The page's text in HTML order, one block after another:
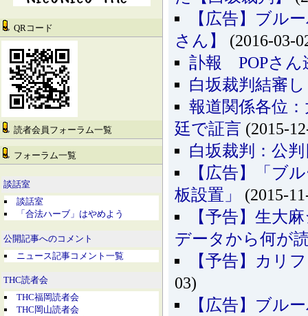
QRコード
読者会員フォーラム一覧
フォーラム一覧
談話室
談話室
「合法ハーブ」はやめよう
公開記事へのコメント
ニュース記事コメント一覧
THC読者会
THC福岡読者会
THC岡山読者会
【広告】ブル
さん】
(2016-03-
訃報 POPさん
白坂裁判結審
報道関係各位
廷で証言 (2015-
白坂裁判：公
【広告】「ブ
板設置」
(2015-
【予告】生大
データから何が
【予告】カリ
03)
【広告】ブル